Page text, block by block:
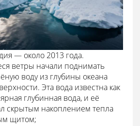
— около 2013 года.
ветры начали поднимать
воду из глубины океана
Эта вода известна как
глубинная вода, и её
скрытым накоплением тепла
щитом;